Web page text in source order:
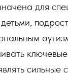
для
сильные